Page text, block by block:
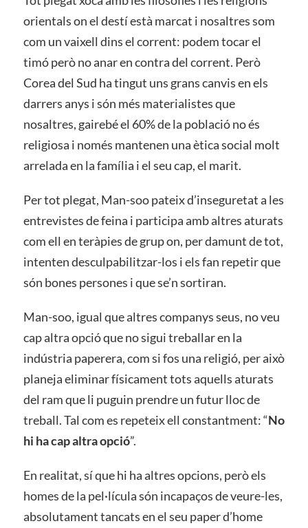
orientals on el destí està marcat i nosaltres som
com un vaixell dins el corrent: podem tocar el
timó però no anar en contra del corrent. Però
Corea del Sud ha tingut uns grans canvis en els
darrers anys i són més materialistes que
nosaltres, gairebé el 60% de la població no és
religiosa i només mantenen una ètica social molt
arrelada en la família i el seu cap, el marit.
Per tot plegat, Man-soo pateix d’inseguretat a les
entrevistes de feina i participa amb altres aturats
com ell en teràpies de grup on, per damunt de tot,
intenten desculpabilitzar-los i els fan repetir que
són bones persones i que se’n sortiran.
Man-soo, igual que altres companys seus, no veu
cap altra opció que no sigui treballar en la
indústria paperera, com si fos una religió, per això
planeja eliminar físicament tots aquells aturats
del ram que li puguin prendre un futur lloc de
treball. Tal com es repeteix ell constantment: “No
hi ha cap altra opció”.
En realitat, sí que hi ha altres opcions, però els
homes de la pel·lícula són incapaços de veure-les,
absolutament tancats en el seu paper d’home